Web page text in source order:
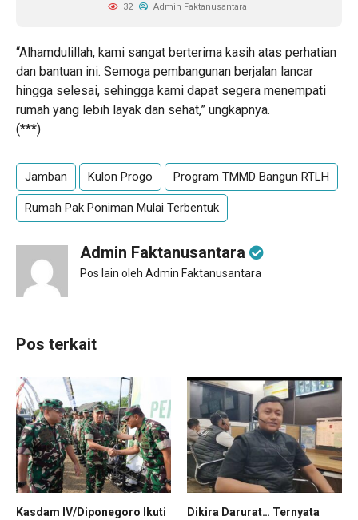
32 Admin Faktanusantara
“Alhamdulillah, kami sangat berterima kasih atas perhatian
dan bantuan ini. Semoga pembangunan berjalan lancar
hingga selesai, sehingga kami dapat segera menempati
rumah yang lebih layak dan sehat,” ungkapnya.
(***)
Jamban Kulon Progo Program TMMD Bangun RTLH
Rumah Pak Poniman Mulai Terbentuk
Admin Faktanusantara
Pos lain oleh Admin Faktanusantara
Pos terkait
Kasdam IV/Diponegoro Ikuti
Dikira Darurat… Ternyata